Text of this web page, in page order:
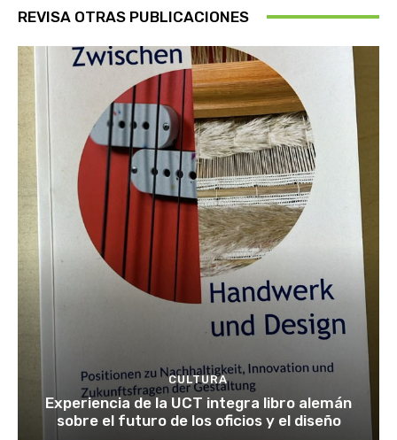
REVISA OTRAS PUBLICACIONES
CULTURA
Experiencia de la UCT integra libro alemán
sobre el futuro de los oficios y el diseño